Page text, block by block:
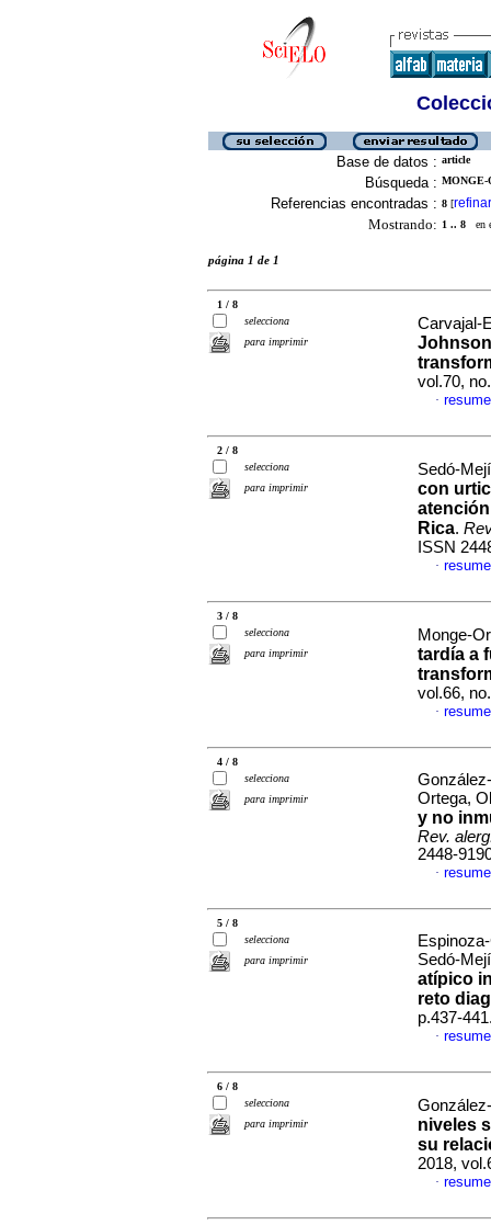
Base de datos : article
Búsqueda : MONGE-
Referencias encontradas : 8 [refinar
Mostrando: 1 .. 8 en
página 1 de 1
1 / 8
selecciona
para imprimir
Carvajal-
vol.70,
·
2 / 8
selecciona
para imprimir
Sedó-
con
Rica.
ISSN
·
3 / 8
selecciona
para imprimir
Monge-
tardía a
vol.66,
·
4 / 8
selecciona
para imprimir
Ortega,
y no
Rev.
2448-
·
5 / 8
selecciona
para imprimir
Sedó-
atípico
reto
p.437-
·
6 / 8
selecciona
para imprimir
niveles
su
2018,
·